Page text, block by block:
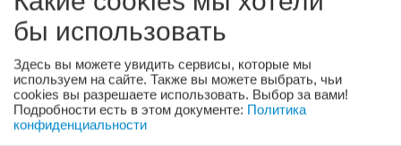
Товар
доступен:
08/08/2026
+
−
Отложить
бы использовать
Здесь вы можете увидить сервисы, которые мы
используем на сайте. Также вы можете выбрать, чьи
cookies вы разрешаете использовать. Выбор за вами!
Подробности есть в этом документе: Политика
конфиденциальности